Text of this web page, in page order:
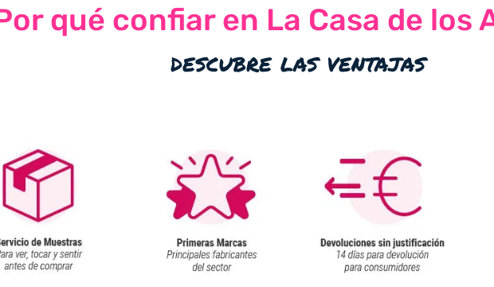
qué confiar en La Casa de los
descubre las ventajas